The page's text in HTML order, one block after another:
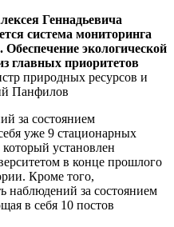
Геннадьевича
система мониторинга
экологической
главных приоритетов
природных ресурсов и
Панфилов
за состоянием
уже 9 стационарных
установлен
в конце прошлого
Кроме того,
наблюдений за состоянием
в себя 10 постов